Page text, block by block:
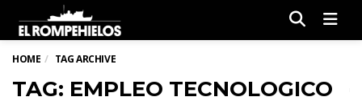
HOME TAG ARCHIVE
TAG: EMPLEO TECNOLOGICO